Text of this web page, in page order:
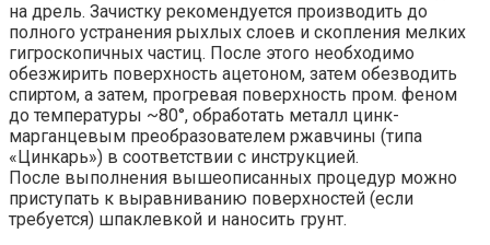
на дрель. Зачистку рекомендуется производить до
полного устранения рыхлых слоев и скопления мелких
гигроскопичных частиц. После этого необходимо
обезжирить поверхность ацетоном, затем обезводить
спиртом, а затем, прогревая поверхность пром. феном
до температуры ~80°, обработать металл цинк-
марганцевым преобразователем ржавчины (типа
«Цинкарь») в соответствии с инструкцией.
После выполнения вышеописанных процедур можно
приступать к выравниванию поверхностей (если
требуется) шпаклевкой и наносить грунт.